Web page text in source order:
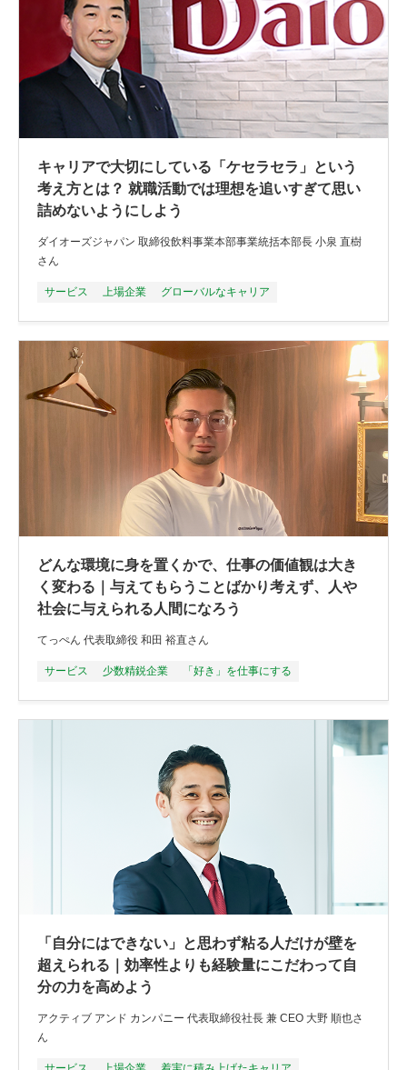
キャリアで大切にしている「ケセラセラ」という
考え方とは？ 就職活動では理想を追いすぎて思い
詰めないようにしよう
ダイオーズジャパン 取締役飲料事業本部事業統括本部長 小泉 直樹
さん
サービス 上場企業 グローバルなキャリア
どんな環境に身を置くかで、仕事の価値観は大き
く変わる｜与えてもらうことばかり考えず、人や
社会に与えられる人間になろう
てっぺん 代表取締役 和田 裕直さん
サービス 少数精鋭企業 「好き」を仕事にする
「自分にはできない」と思わず粘る人だけが壁を
超えられる｜効率性よりも経験量にこだわって自
分の力を高めよう
アクティブ アンド カンパニー 代表取締役社⻑ 兼 CEO ⼤野 順也さ
ん